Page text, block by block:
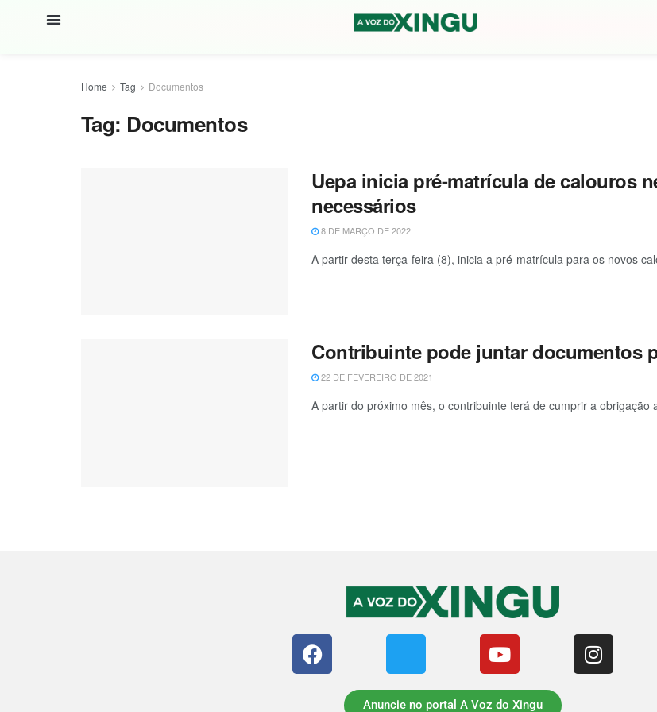
Home Tag Documentos
Tag: Documentos
Uepa inicia pré-matrícula de calouros
necessários
8 DE MARÇO DE 2022
A partir desta terça-feira (8), inicia a pré-matrícula para os novos
Contribuinte pode juntar documentos
22 DE FEVEREIRO DE 2021
A partir do próximo mês, o contribuinte terá de cumprir a
Anuncie no portal A Voz do Xingu